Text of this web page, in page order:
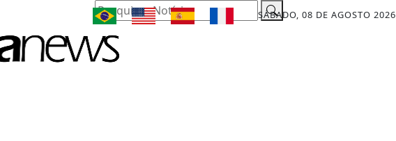
SÁBADO, 08 DE AGOSTO 2026
Pesquisar Notícia